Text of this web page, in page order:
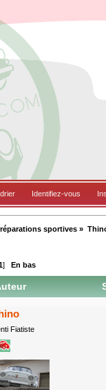
Identifiez-vous
sportives »
] En bas
Fiatiste